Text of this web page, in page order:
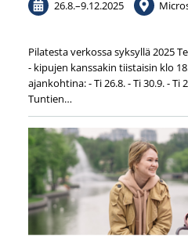
26.8.–9.12.2025
Pilatesta verkossa syksyllä 2025
- kipujen kanssakin tiistaisin klo
ajankohtina: - Ti 26.8. - Ti 30.9. - Ti
Tuntien…